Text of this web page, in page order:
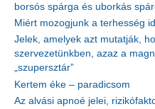
borsós spárga és uborkás
Miért mozogjunk a terhesség
Jelek, amelyek azt mutatják,
szervezetünkben, azaz a
„szupersztár”
Kertem éke – paradicsom
Az alvási apnoé jelei,